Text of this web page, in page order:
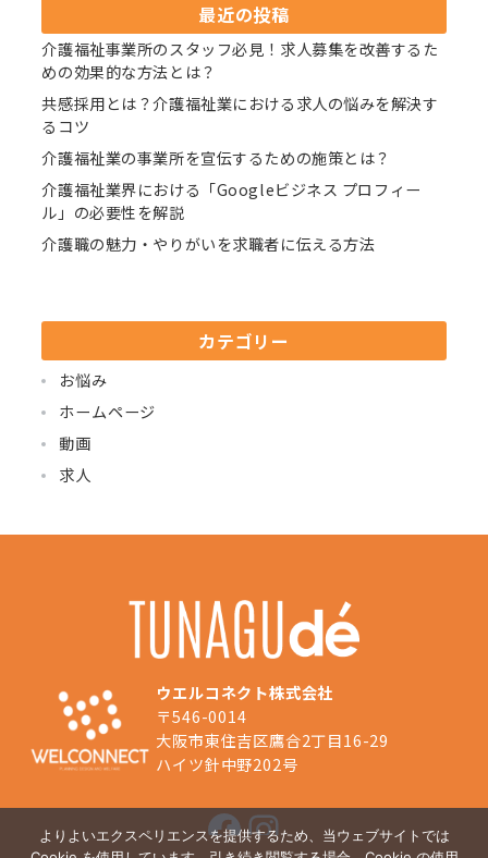
最近の投稿
介護福祉事業所のスタッフ必見！求人募集を改善するた
めの効果的な方法とは？
共感採用とは？介護福祉業における求人の悩みを解決す
るコツ
介護福祉業の事業所を宣伝するための施策とは？
介護福祉業界における「Googleビジネス プロフィー
ル」の必要性を解説
介護職の魅力・やりがいを求職者に伝える方法
カテゴリー
お悩み
ホームページ
動画
求人
ウエルコネクト株式会社
〒546-0014
大阪市東住吉区鷹合2丁目16-29
ハイツ針中野202号
Facebook Instagram
よりよいエクスペリエンスを提供するため、当ウェブサイトでは